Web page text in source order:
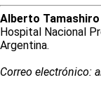
Alberto Tamashiro
Hospital Nacional
Argentina.
Correo electrónico: